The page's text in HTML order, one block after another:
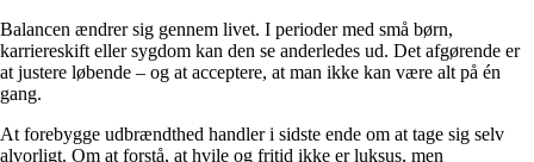
Balancen ændrer sig gennem livet. I perioder med små børn,
karriereskift eller sygdom kan den se anderledes ud. Det afgørende er
at justere løbende – og at acceptere, at man ikke kan være alt på én
gang.
At forebygge udbrændthed handler i sidste ende om at tage sig selv
alvorligt. Om at forstå, at hvile og fritid ikke er luksus, men